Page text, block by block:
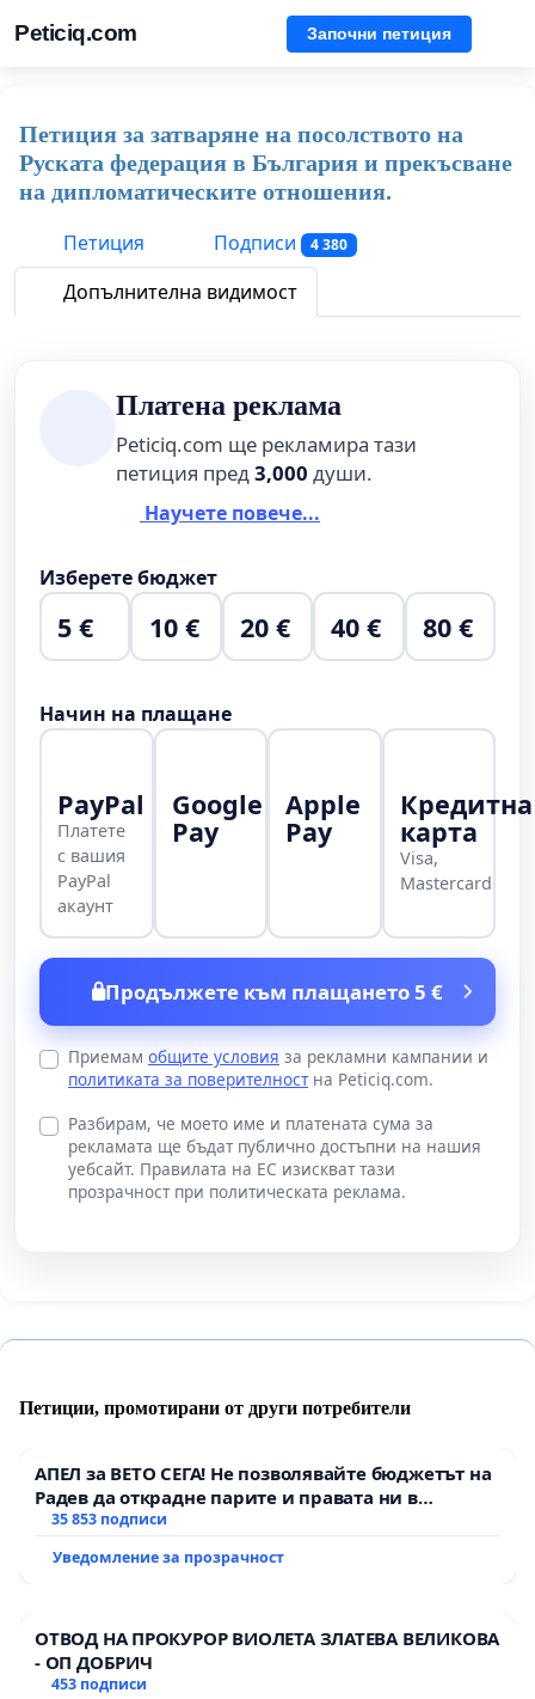
Peticiq.com Започни петиция
Петиция за затваряне на посолството на
Руската федерация в България и прекъсване
на дипломатическите отношения.
Петиция
Подписи 4 380
Допълнителна видимост
Платена реклама
Peticiq.com ще рекламира тази
петиция пред3,000 души.
Научете повече...
Изберете бюджет
5 € 10 € 20 € 40 € 80 €
Начин на плащане
PayPal
Платете
с вашия
PayPal
акаунт
Google
Pay
Apple
Pay
Кредитна
карта
Visa,
Mastercard
Продължете към плащането 5 €
Приемам общите условия за рекламни кампании и
политиката за поверителностна Peticiq.com.
Разбирам, че моето име и платената сума за
рекламата ще бъдат публично достъпни на нашия
уебсайт. Правилата на ЕС изискват тази
прозрачност при политическата реклама.
Петиции, промотирани от други потребители
АПЕЛ за ВЕТО СЕГА! Не позволявайте бюджетът на
Радев да открадне парите и правата ни в
тъмното
35 853 подписи
Уведомление за прозрачност
ОТВОД НА ПРОКУРОР ВИОЛЕТА ЗЛАТЕВА ВЕЛИКОВА
- ОП ДОБРИЧ
453 подписи